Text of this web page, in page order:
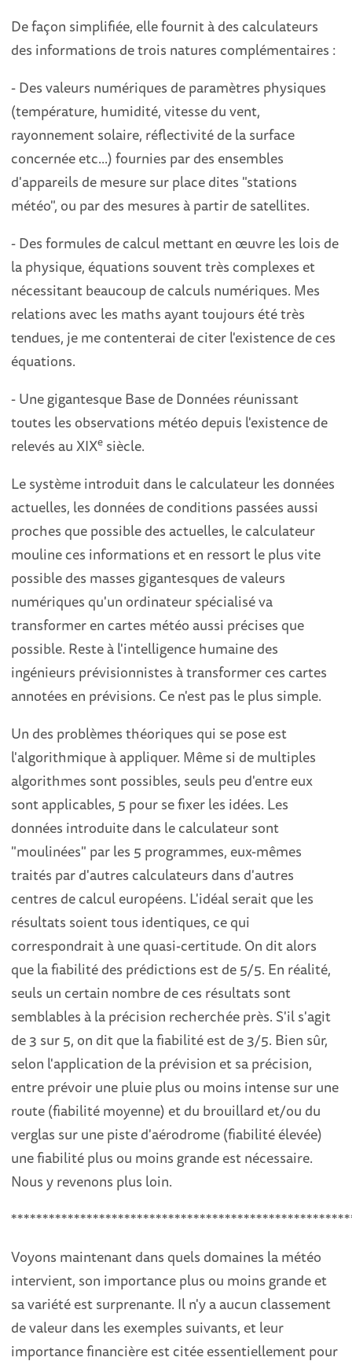
De façon simplifiée, elle fournit à des calculateurs
des informations de trois natures complémentaires :
- Des valeurs numériques de paramètres physiques
(température, humidité, vitesse du vent,
rayonnement solaire, réflectivité de la surface
concernée etc...) fournies par des ensembles
d'appareils de mesure sur place dites "stations
météo", ou par des mesures à partir de satellites.
- Des formules de calcul mettant en œuvre les lois de
la physique, équations souvent très complexes et
nécessitant beaucoup de calculs numériques. Mes
relations avec les maths ayant toujours été très
tendues, je me contenterai de citer l'existence de ces
équations.
- Une gigantesque Base de Données réunissant
toutes les observations météo depuis l'existence de
relevés au XIXe siècle.
Le système introduit dans le calculateur les données
actuelles, les données de conditions passées aussi
proches que possible des actuelles, le calculateur
mouline ces informations et en ressort le plus vite
possible des masses gigantesques de valeurs
numériques qu'un ordinateur spécialisé va
transformer en cartes météo aussi précises que
possible. Reste à l'intelligence humaine des
ingénieurs prévisionnistes à transformer ces cartes
annotées en prévisions. Ce n'est pas le plus simple.
Un des problèmes théoriques qui se pose est
l'algorithmique à appliquer. Même si de multiples
algorithmes sont possibles, seuls peu d'entre eux
sont applicables, 5 pour se fixer les idées. Les
données introduite dans le calculateur sont
"moulinées" par les 5 programmes, eux-mêmes
traités par d'autres calculateurs dans d'autres
centres de calcul européens. L'idéal serait que les
résultats soient tous identiques, ce qui
correspondrait à une quasi-certitude. On dit alors
que la fiabilité des prédictions est de 5/5. En réalité,
seuls un certain nombre de ces résultats sont
semblables à la précision recherchée près. S'il s'agit
de 3 sur 5, on dit que la fiabilité est de 3/5. Bien sûr,
selon l'application de la prévision et sa précision,
entre prévoir une pluie plus ou moins intense sur une
route (fiabilité moyenne) et du brouillard et/ou du
verglas sur une piste d'aérodrome (fiabilité élevée)
une fiabilité plus ou moins grande est nécessaire.
Nous y revenons plus loin.
Voyons maintenant dans quels domaines la météo
intervient, son importance plus ou moins grande et
sa variété est surprenante. Il n'y a aucun classement
de valeur dans les exemples suivants, et leur
importance financière est citée essentiellement pour